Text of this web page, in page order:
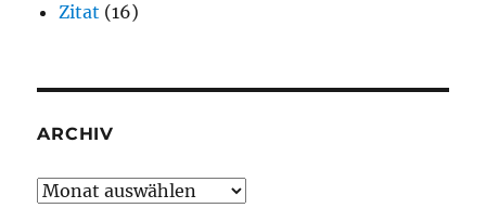
Zitat (16)
ARCHIV
Archiv